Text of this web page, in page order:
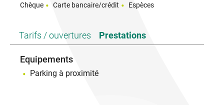
Chèque Carte bancaire/crédit Espèces
Tarifs / ouvertures Prestations
Equipements
Parking à proximité